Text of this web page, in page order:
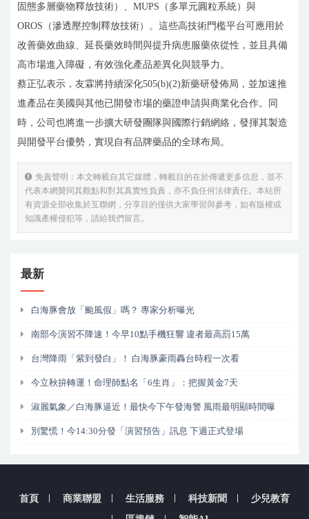
固態多層藥物釋放技術）、MUPS（多單元圓粒系統）與
OROS（滲透壓控制釋放技術）。這些高技術門檻平台可應用於
改善藥效曲線、延長藥效時間與提升病患服藥依從性，並且具備
高市場進入障礙，有效強化產品差異化與競爭力。
蔡正弘表示，友霖將持續深化505(b)(2)新藥研發佈局，並加速推
進產品在美國與其他已開發市場的藥證申請與商業化合作。同
時，公司也將進一步擴大研發團隊與國際行銷網絡，發揮其製造
與開發平台優勢，實現自有品牌藥品的全球布局。
免責聲明：本文轉載自其它媒體，轉載目的在於傳遞更多信息，並不
代表本網贊同其觀點和對其真實性負責，亦不負任何法律責任。本站所
有資源全部收集於互聯網，分享目的僅供大家學習與參考，如有版權或
知識產權侵犯等，請給我們留言。
最新
白海豚會放「颱風假」嗎？ 專家分析曝光
南部今演習不降速！今早10點手機狂響 違者最高罰15萬
台灣降雨「紫到發白」！ 白海豚豪雨轟台時程一次看
今立秋拚轉運！命理師點名「6生肖」：把握黃金7天
淑麗氣象／白海豚逼近！最快今下午發海警 風雨最明顯時間曝
別驚慌！今14:30分發「演習預告」訊息 下週正式登場
首頁 商業聯盟 生活服務 科技新聞
少兒教育